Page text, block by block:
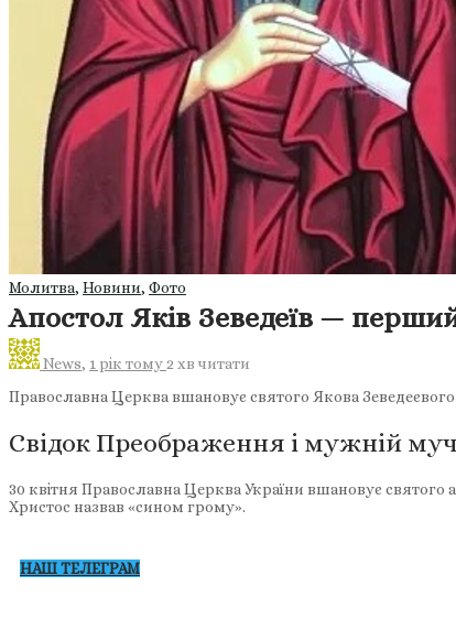
Молитва, Новини, Фото
Апостол Яків Зеведеїв —
News, 1 рік тому 2 хв читати
Православна Церква вшановує святого Якова
Свідок Преображення і мужній
30 квітня Православна Церква України вшановує
Христос назвав «сином грому».
НАШ ТЕЛЕГРАМ